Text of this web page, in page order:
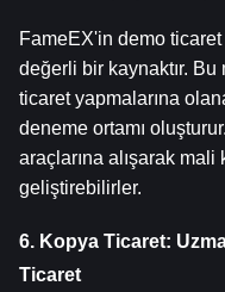
FameEX'in demo
değerli bir kaynaktır. Bu
ticaret yapmalarına
deneme ortamı
araçlarına alışarak
geliştirebilirler.
6. Kopya Ticaret:
Ticaret